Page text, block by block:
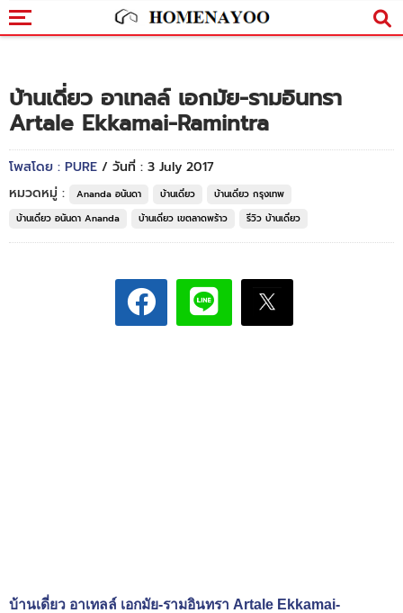
บ้านเดี่ยว อาเทลล์ เอกมัย-รามอินทรา
Artale Ekkamai-Ramintra
โพสโดย : PURE / วันที่ : 3 July 2017
หมวดหมู่ :
Ananda อนันดา บ้านเดี่ยว
บ้านเดี่ยว กรุงเทพ
บ้านเดี่ยว อนันดา Ananda
บ้านเดี่ยว เขตลาดพร้าว รีวิว บ้านเดี่ยว
บ้านเดี่ยว อาเทลล์ เอกมัย-รามอินทรา Artale Ekkamai-